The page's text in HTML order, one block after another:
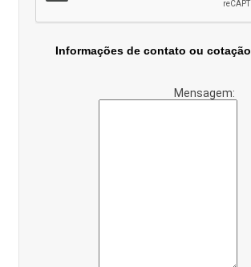
Informações de contato ou cotação
Mensagem: